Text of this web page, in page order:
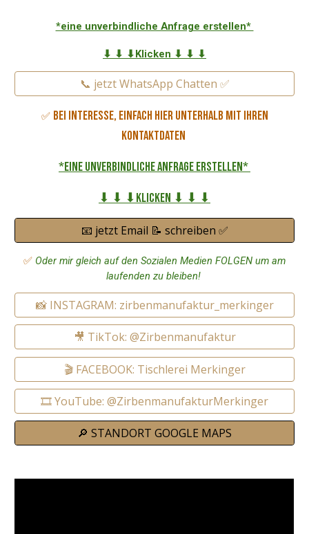
*eine unverbindliche Anfrage erstellen*
⬇ ⬇ ⬇Klicken ⬇ ⬇ ⬇
📞 jetzt WhatsApp Chatten ✅
✅ Bei Interesse, einfach hier unterhalb mit Ihren
Kontaktdaten
*eine unverbindliche Anfrage erstellen*
⬇ ⬇ ⬇Klicken ⬇ ⬇ ⬇
📧 jetzt Email 📝 schreiben ✅
✅ Oder mir gleich auf den Sozialen Medien FOLGEN um am
laufenden zu bleiben!
📸 INSTAGRAM: zirbenmanufaktur_merkinger
🎥 TikTok: @Zirbenmanufaktur
🎬 FACEBOOK: Tischlerei Merkinger
🎞️ YouTube: @ZirbenmanufakturMerkinger
🔎 STANDORT GOOGLE MAPS